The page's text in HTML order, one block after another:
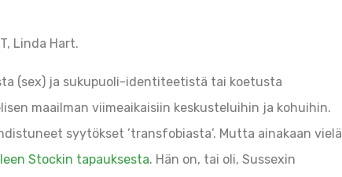
Linda Hart.
(sex) ja sukupuoli-identiteetistä tai koetusta
maailman viimeaikaisiin keskusteluihin ja kohuihin.
syytökset ’transfobiasta’. Mutta ainakaan vielä
Stockin tapauksesta. Hän on, tai oli, Sussexin